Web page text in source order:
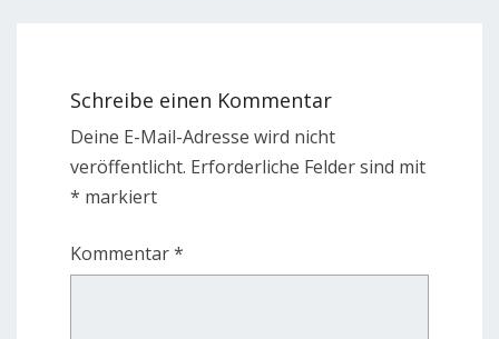
Schreibe einen Kommentar
Deine E-Mail-Adresse wird nicht
veröffentlicht. Erforderliche Felder sind mit
* markiert
Kommentar*